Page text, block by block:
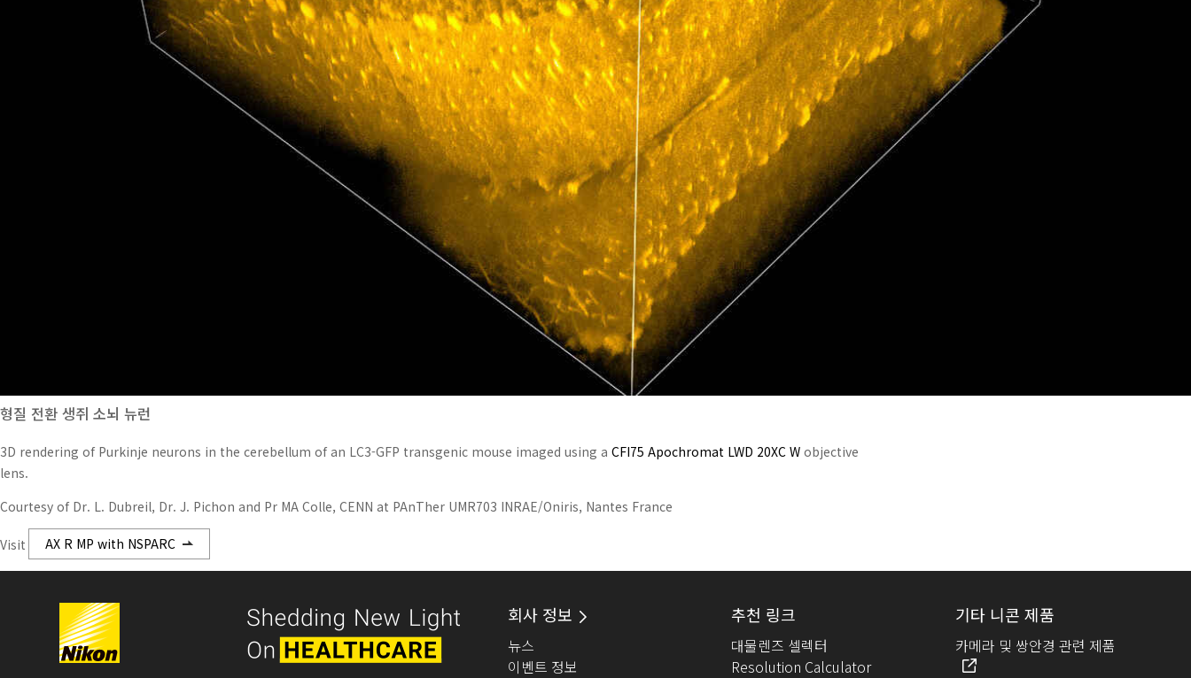
형질 전환 생쥐 소뇌 뉴런
3D rendering of Purkinje neurons in the cerebellum of an LC3-GFP transgenic mouse imaged using a CFI75 Apochromat LWD 20XC W objective
lens.
Courtesy of Dr. L. Dubreil, Dr. J. Pichon and Pr MA Colle, CENN at PAnTher UMR703 INRAE/Oniris, Nantes France
Visit AX R MP with NSPARC
회사 정보
뉴스
이벤트 정보
추천 링크
대물렌즈 셀렉터
Resolution Calculator
기타 니콘 제품
카메라 및 쌍안경 관련 제품